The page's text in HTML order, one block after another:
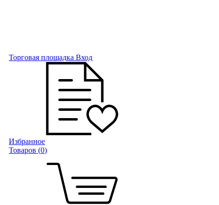
Торговая площадка Вход
Избранное
Товаров (0)